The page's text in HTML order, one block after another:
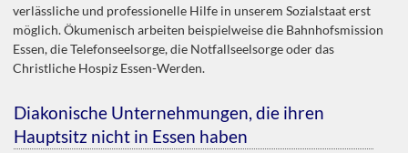
verlässliche und professionelle Hilfe in unserem Sozialstaat erst
möglich. Ökumenisch arbeiten beispielweise die Bahnhofsmission
Essen, die Telefonseelsorge, die Notfallseelsorge oder das
Christliche Hospiz Essen-Werden.
Diakonische Unternehmungen, die ihren
Hauptsitz nicht in Essen haben